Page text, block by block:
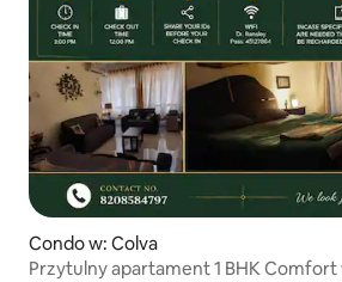
Condo w: Colva
Przytulny apartament 1 BHK Comfort